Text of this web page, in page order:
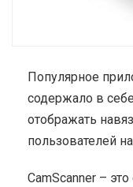
Популярное
содержало в
отображать
пользователей
CamScanner –